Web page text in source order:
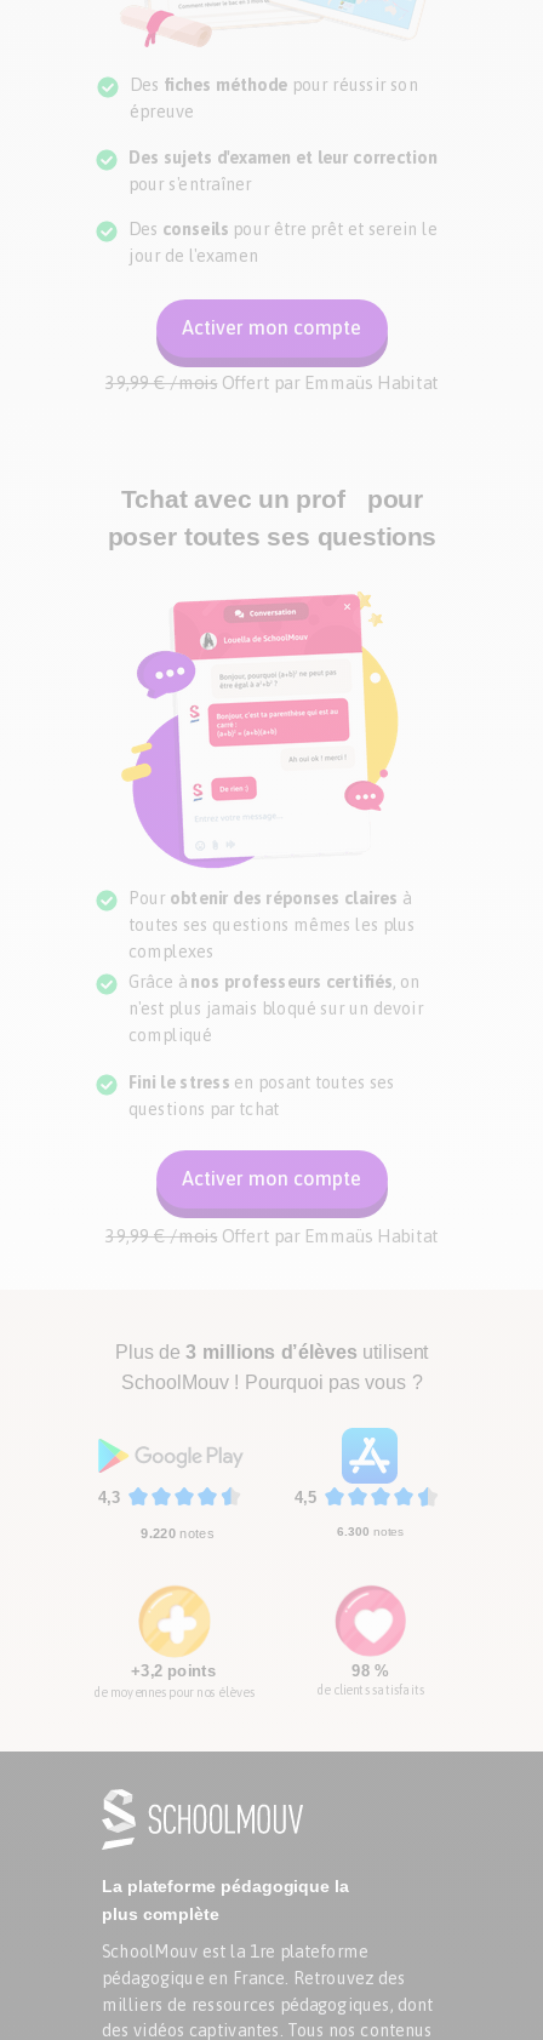
La plateforme pédagogique la
plus complète
SchoolMouv est la 1re plateforme
pédagogique en France. Retrouvez des
milliers de ressources pédagogiques, dont
des vidéos captivantes. Tous nos contenus
Plus de 3 millions d’élèves utilisent
SchoolMouv ! Pourquoi pas vous ?
4,5
6.300 notes
4,3
9.220 notes
de moyennes pour nos élèves
+3,2 points
de clients satisfaits
98 %
Des fiches méthode pour réussir son
épreuve
Activer mon compte
Des sujets d'examen et leur correction
pour s'entraîner
Des conseils pour être prêt et serein le
jour de l'examen
39,99 € /moisOffert par Emmaüs Habitat
Pour obtenir des réponses claires à
toutes ses questions mêmes les plus
complexes
Activer mon compte
Tchat avec un prof pour
poser toutes ses questions
Grâce à nos professeurs certifiés, on
n'est plus jamais bloqué sur un devoir
compliqué
Fini le stress en posant toutes ses
questions par tchat
39,99 € /moisOffert par Emmaüs Habitat